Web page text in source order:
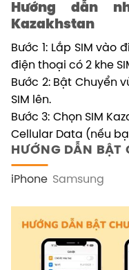
Hướng dẫn
Kazakhstan
Bước 1: Lắp SIM vào
điện thoại có 2 khe
Bước 2: Bật Chuyển
SIM lên.
Bước 3: Chọn SIM
Cellular Data (nếu
HƯỚNG DẪN BẬT
iPhone Samsung